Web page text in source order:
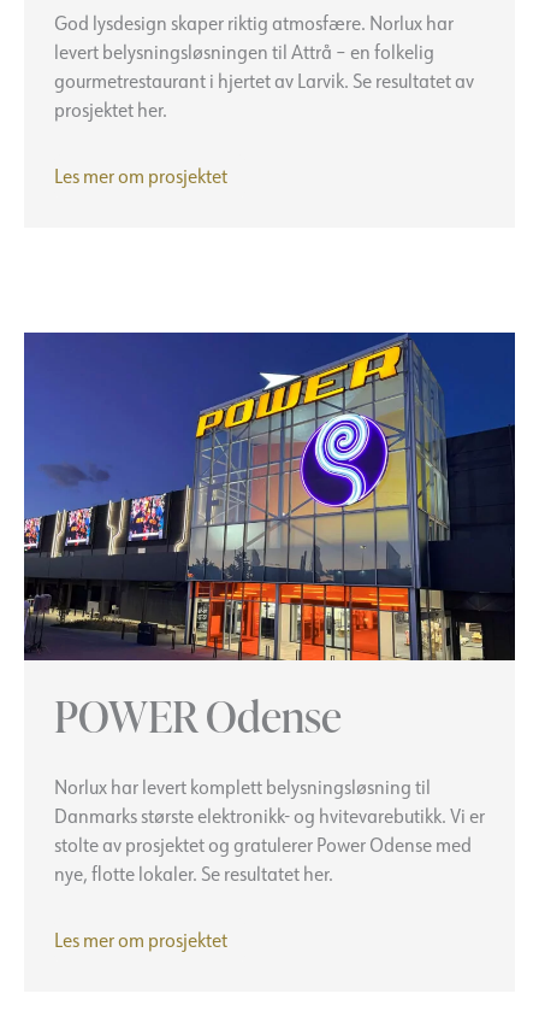
God lysdesign skaper riktig atmosfære. Norlux har
levert belysningsløsningen til Attrå – en folkelig
gourmetrestaurant i hjertet av Larvik. Se resultatet av
prosjektet her.
Les mer om prosjektetAttrå
POWER Odense
Norlux har levert komplett belysningsløsning til
Danmarks største elektronikk- og hvitevarebutikk. Vi er
stolte av prosjektet og gratulerer Power Odense med
nye, flotte lokaler. Se resultatet her.
Les mer om prosjektetPOWER